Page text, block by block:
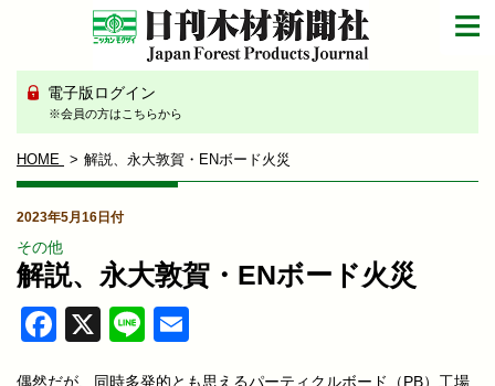
電子版ログイン
※会員の方はこちらから
HOME 解説、永大敦賀・ENボード火災
2023年5月16日付
その他
解説、永大敦賀・ENボード火災
Facebook
X Line
偶然だが、同時多発的とも思えるパーティクルボード（PB）工場